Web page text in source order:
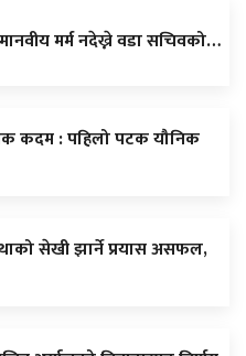
मर्म नदेख्ने वडा सचिवको…
कदम : पहिलो पटक यौनिक
सेखी झार्ने प्रयास असफल,